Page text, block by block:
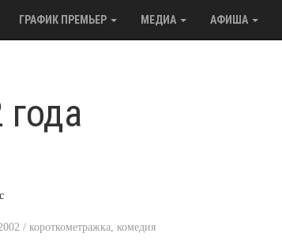
ГРАФИК ПРЕМЬЕР МЕДИА АФИША
/ короткометражка, комедия